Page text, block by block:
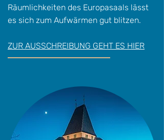
Räumlichkeiten des Europasaals lässt
es sich zum Aufwärmen gut blitzen.
ZUR AUSSCHREIBUNG GEHT ES HIER